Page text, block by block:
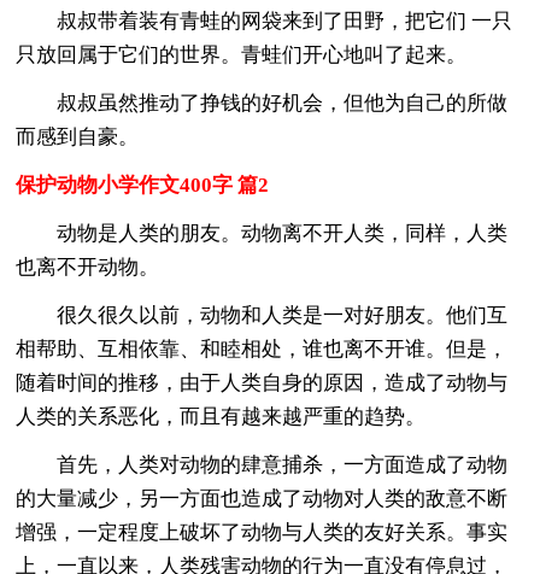
叔叔带着装有青蛙的网袋来到了田野，把它们 一只
只放回属于它们的世界。青蛙们开心地叫了起来。
叔叔虽然推动了挣钱的好机会，但他为自己的所做
而感到自豪。
保护动物小学作文400字 篇2
动物是人类的朋友。动物离不开人类，同样，人类
也离不开动物。
很久很久以前，动物和人类是一对好朋友。他们互
相帮助、互相依靠、和睦相处，谁也离不开谁。但是，
随着时间的推移，由于人类自身的原因，造成了动物与
人类的关系恶化，而且有越来越严重的趋势。
首先，人类对动物的肆意捕杀，一方面造成了动物
的大量减少，另一方面也造成了动物对人类的敌意不断
增强，一定程度上破坏了动物与人类的友好关系。事实
上，一直以来，人类残害动物的行为一直没有停息过，